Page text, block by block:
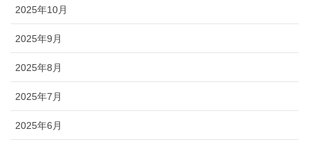
2025年10月
2025年9月
2025年8月
2025年7月
2025年6月